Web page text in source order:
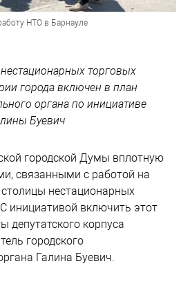
НТО в Барнауле
торговых
города включен в план
органа по инициативе
Буевич
городской Думы вплотную
связанными с работой на
нестационарных
инициативой включить этот
депутатского корпуса
городского
Галина Буевич.